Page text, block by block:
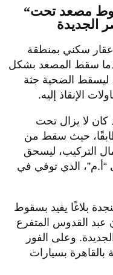
“ثوانٍ وانتهى كل شيء”.. سقوط مصعد تحت
الجديدة
سكني بمنطقة
سقط المصعد بشكل
ليسقط الضحية جثة
الإنقاذ إليه.
كان لا يزال تحت
داخل عقار مكوّن من 17 طابقًا، حيث سقط من
التركيب، ليسحق
“أ.م”، الذي توفي في
بلاغًا يفيد بسقوط
القدوس المتفرع
وعلى الفور
بالقاهرة بسيارات